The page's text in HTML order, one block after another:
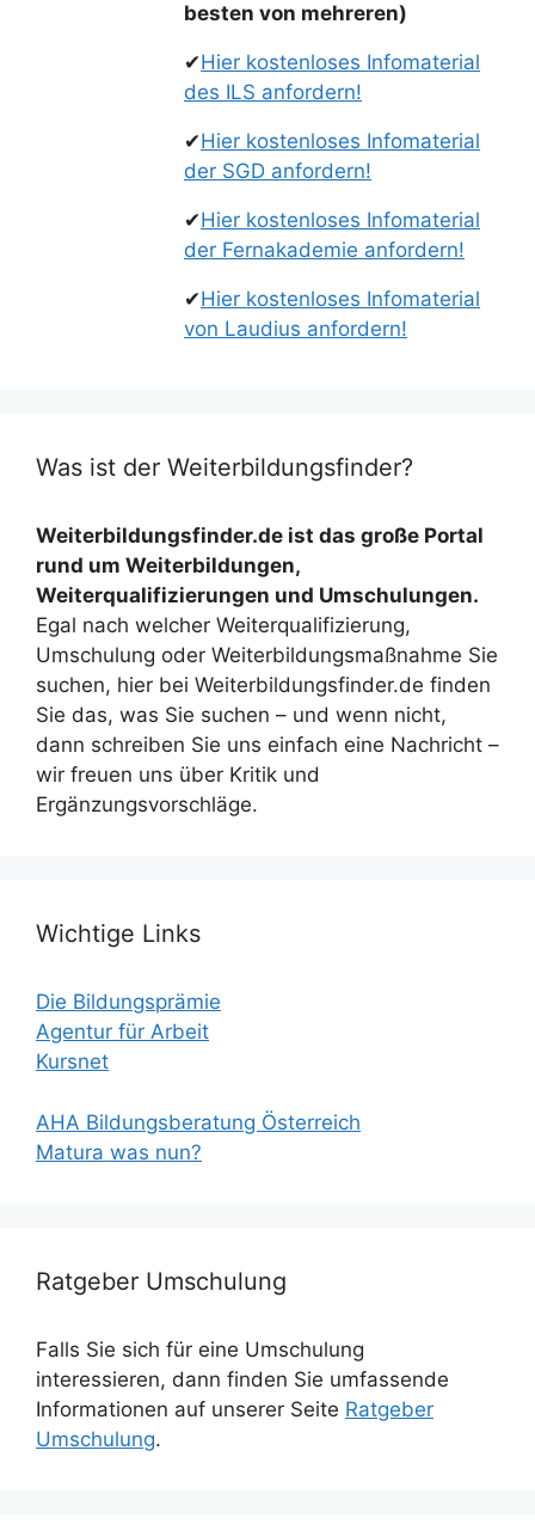
besten von mehreren)
✔Hier kostenloses Infomaterial
des ILS anfordern!
✔Hier kostenloses Infomaterial
der SGD anfordern!
✔Hier kostenloses Infomaterial
der Fernakademie anfordern!
✔Hier kostenloses Infomaterial
von Laudius anfordern!
Was ist der Weiterbildungsfinder?
Weiterbildungsfinder.de ist das große Portal
rund um Weiterbildungen,
Weiterqualifizierungen und Umschulungen.
Egal nach welcher Weiterqualifizierung,
Umschulung oder Weiterbildungsmaßnahme Sie
suchen, hier bei Weiterbildungsfinder.de finden
Sie das, was Sie suchen – und wenn nicht,
dann schreiben Sie uns einfach eine Nachricht –
wir freuen uns über Kritik und
Ergänzungsvorschläge.
Wichtige Links
Die Bildungsprämie
Agentur für Arbeit
Kursnet
AHA Bildungsberatung Österreich
Matura was nun?
Ratgeber Umschulung
Falls Sie sich für eine Umschulung
interessieren, dann finden Sie umfassende
Informationen auf unserer Seite Ratgeber
Umschulung.